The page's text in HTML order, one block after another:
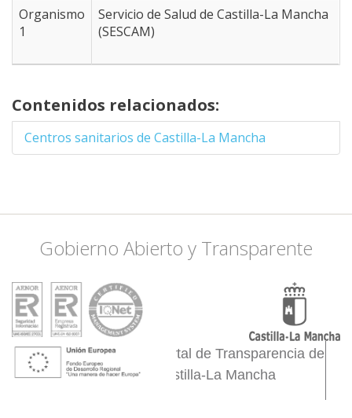
-4.9493408203125
38.365951588109,
38.409008607981,
-3.3013916015625
38.503643790906,
-2.9058837890625
-2.6092529296875
-2.4444580078125
-2.4444580078125
38.253883412596,
-2.5433349609375
38.124358901402,
-2.4005126953125
38.063835334643,
Organismo
1
Servicio de Salud de Castilla-La Mancha
(SESCAM)
Contenidos relacionados:
Centros sanitarios de Castilla-La Mancha
Gobierno Abierto y Transparente
Portal de Transparencia de
Castilla-La Mancha